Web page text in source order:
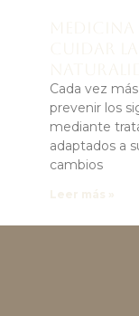
Cada vez
prevenir los
mediante
adaptados a
cambios